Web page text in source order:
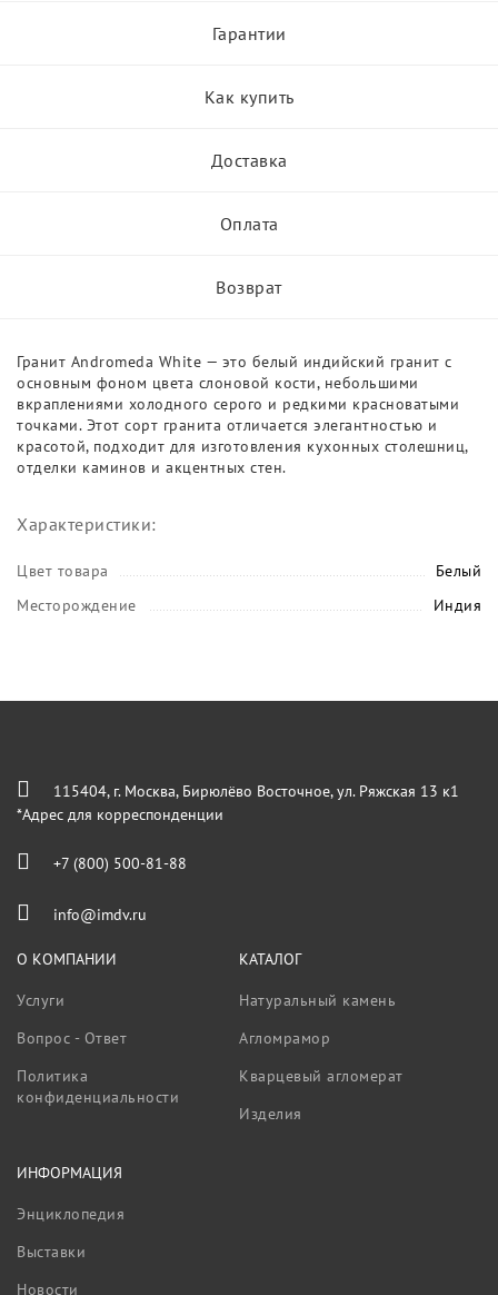
Гарантии
Как купить
Доставка
Оплата
Возврат
Гранит Andromeda White — это белый индийский гранит с
основным фоном цвета слоновой кости, небольшими
вкраплениями холодного серого и редкими красноватыми
точками. Этот сорт гранита отличается элегантностью и
красотой, подходит для изготовления кухонных столешниц,
отделки каминов и акцентных стен.
Характеристики:
Цвет товара
Белый
Месторождение
Индия
115404, г. Москва, Бирюлёво Восточное, ул. Ряжская 13 к1
*Адрес для корреспонденции
+7 (800) 500-81-88
info@imdv.ru
О КОМПАНИИ
Услуги
Вопрос - Ответ
Политика
конфиденциальности
КАТАЛОГ
Натуральный камень
Агломрамор
Кварцевый агломерат
Изделия
ИНФОРМАЦИЯ
Энциклопедия
Выставки
Новости